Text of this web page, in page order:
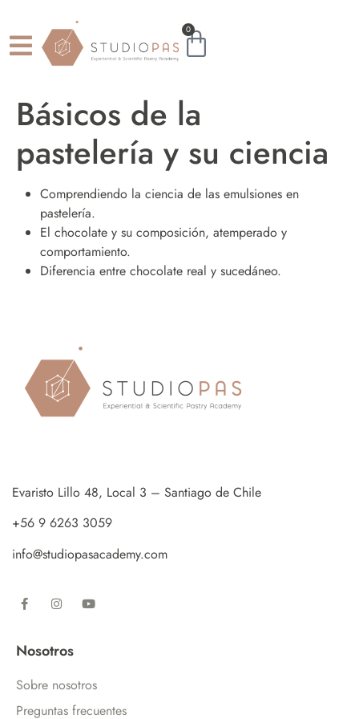
0
Básicos de la
pastelería y su ciencia
Comprendiendo la ciencia de las emulsiones en
pastelería.
El chocolate y su composición, atemperado y
comportamiento.
Diferencia entre chocolate real y sucedáneo.
Evaristo Lillo 48, Local 3 – Santiago de Chile
+56 9 6263 3059
info@studiopasacademy.com
Nosotros
Sobre nosotros
Preguntas frecuentes